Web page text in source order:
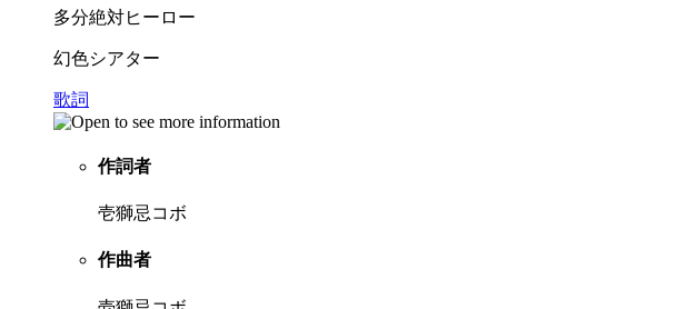
多分絶対ヒーロー
幻色シアター
歌詞
作詞者
壱獅忌コボ
作曲者